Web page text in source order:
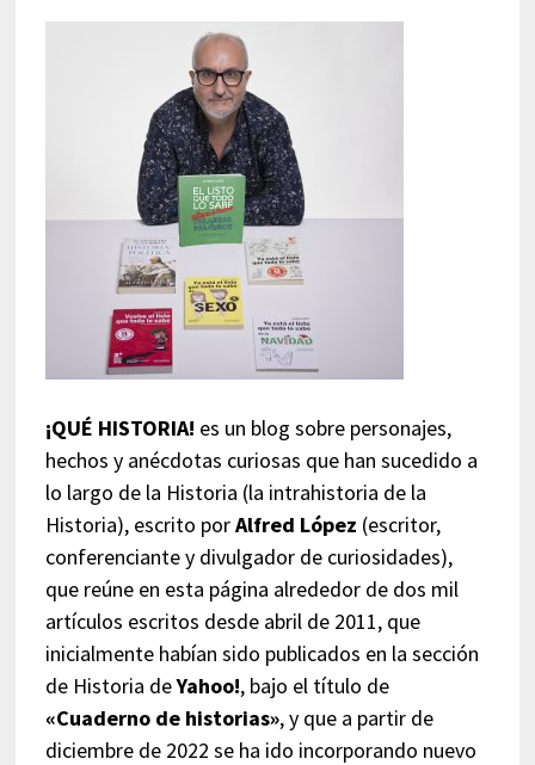
¡QUÉ HISTORIA! es un blog sobre personajes,
hechos y anécdotas curiosas que han sucedido a
lo largo de la Historia (la intrahistoria de la
Historia), escrito porAlfred López (escritor,
conferenciante y divulgador de curiosidades),
que reúne en esta página alrededor de dos mil
artículos escritos desde abril de 2011, que
inicialmente habían sido publicados en la sección
de Historia deYahoo!, bajo el título de
«Cuaderno de historias», y que a partir de
diciembre de 2022 se ha ido incorporando nuevo